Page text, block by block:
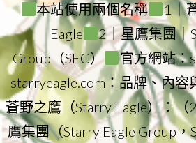
本站使用兩個名稱
1｜
Eagle
2｜星鷹集團｜
Group（SEG）
官方網站：
starryeagle.com：品牌、內容
蒼野之鷹（Starry Eagle）：（
鷹集團（Starry Eagle Group